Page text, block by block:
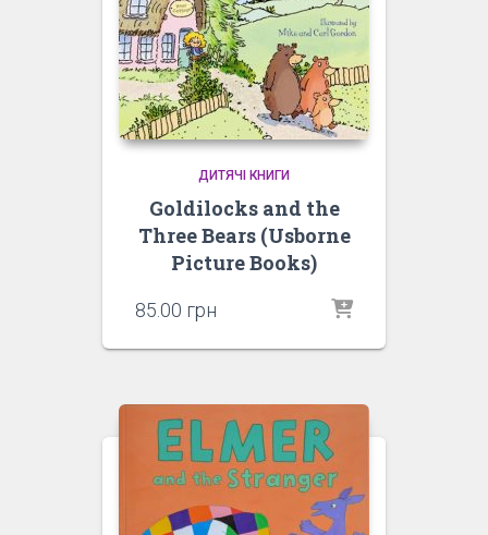
ДИТЯЧІ КНИГИ
Goldilocks and the
Three Bears (Usborne
Picture Books)
85.00 грн